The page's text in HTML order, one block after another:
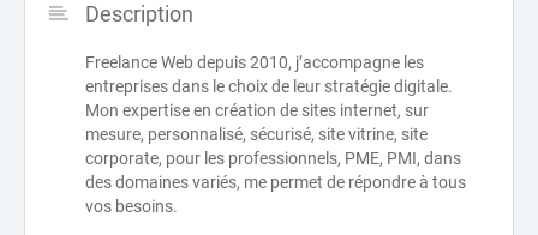
Description
Freelance Web depuis 2010, j’accompagne les
entreprises dans le choix de leur stratégie digitale.
Mon expertise en création de sites internet, sur
mesure, personnalisé, sécurisé, site vitrine, site
corporate, pour les professionnels, PME, PMI, dans
des domaines variés, me permet de répondre à tous
vos besoins.